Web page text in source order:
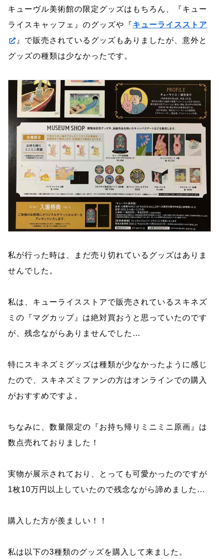
キューヴル美術館の限定グッズはもちろん、『キュー
ライスキャッフェ』のグッズや『キューライスストア
』で販売されているグッズもありましたが、意外と
グッズの種類は少なかったです。
私が行った時は、まだ売り切れているグッズはありま
せんでした。
私は、キューライスストアで販売されているスキネズ
ミの『マグカップ』は絶対買おうと思っていたのです
が、残念ながらありませんでした…
特にスキネズミグッズは種類が少なかったように感じ
たので、スキネズミファンの方はオンラインでの購入
がおすすめですよ。
ちなみに、数量限定の『お持ち帰りミニミニ原画』は
数点売れておりました！
実物が展示されており、とっても可愛かったのですが
1枚10万円以上していたので残念ながら諦めました…
購入した方が羨ましい！！
私は以下の3種類のグッズを購入して来ました。